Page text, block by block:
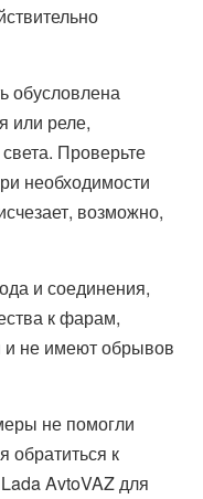
обусловлена
или реле,
Проверьте
необходимости
возможно,
и соединения,
к фарам,
и не имеют обрывов
не помогли
обратиться к
AvtoVAZ для